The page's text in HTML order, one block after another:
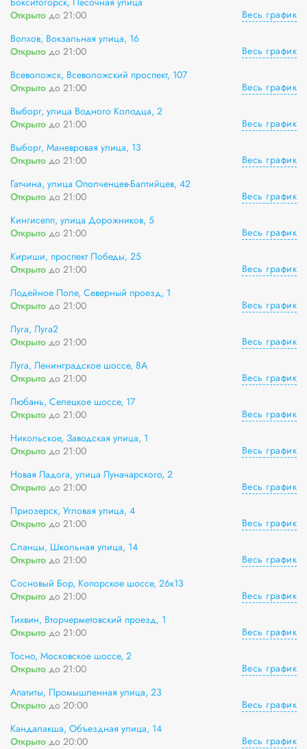
Открыто до 21:00
Весь график
Волхов, Вокзальная улица, 16
Открыто до 21:00
Весь график
Всеволожск, Всеволожский проспект, 107
Открыто до 21:00
Весь график
Выборг, улица Водного Колодца, 2
Открыто до 21:00
Весь график
Выборг, Маневровая улица, 13
Открыто до 21:00
Весь график
Гатчина, улица Ополченцев-Балтийцев, 42
Открыто до 21:00
Весь график
Кингисепп, улица Дорожников, 5
Открыто до 21:00
Весь график
Кириши, проспект Победы, 25
Открыто до 21:00
Весь график
Лодейное Поле, Северный проезд, 1
Открыто до 21:00
Весь график
Луга, Луга2
Открыто до 21:00
Весь график
Луга, Ленинградское шоссе, 8А
Открыто до 21:00
Весь график
Любань, Селецкое шоссе, 17
Открыто до 21:00
Весь график
Никольское, Заводская улица, 1
Открыто до 21:00
Весь график
Новая Ладога, улица Луначарского, 2
Открыто до 21:00
Весь график
Приозерск, Угловая улица, 4
Открыто до 21:00
Весь график
Сланцы, Школьная улица, 14
Открыто до 21:00
Весь график
Сосновый Бор, Копорское шоссе, 26к13
Открыто до 21:00
Весь график
Тихвин, Вторчерметовский проезд, 1
Открыто до 21:00
Весь график
Тосно, Московское шоссе, 2
Открыто до 21:00
Весь график
Апатиты, Промышленная улица, 23
Открыто до 20:00
Весь график
Кандалакша, Объездная улица, 14
Открыто до 20:00
Весь график